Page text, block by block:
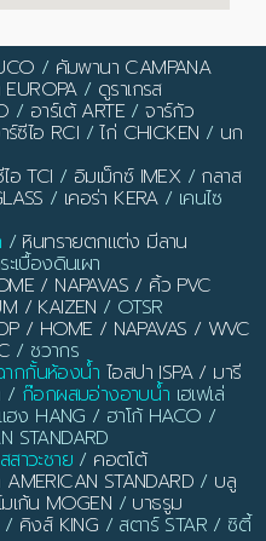
/ คัมพานา CAMPANA
EUROPA/ ดูราเกรส
/ อาร์เต้ ARTE /จาร์กัว
ร์ซีไอ RCI /ไก่ CHICKEN / นก
อ TCI / อิมเม็กซ์ IMEX/ กลาส
/ เคอร่า KERA/ เคนไซ
/ หินทรายตกแต่ง มีลาน
ะเบื้องดินเผา
/ NAPAVAS / คิ้ว PVC
/ KAIZEN / OTSR
/ HOME / NAPAVAS / WVC
/ ชวากร
กกั้นห้องน้ำ ไอสปา ISPA / มารี
/ ก๊อกผสมอ่างอาบน้ำ เฮเฟเล่
ฮง HANG / ฮาโก้ HACO /
STANDARD
าวะชาย / คอตโต้
STANDARD / บลู
มเก้น MOGEN / บาธรูม
คิงส์ KING / สตาร์ STAR / ซิตี้